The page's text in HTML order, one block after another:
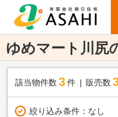
ゆめマート川尻
該当物件数 3件 販売数
絞り込み条件： なし